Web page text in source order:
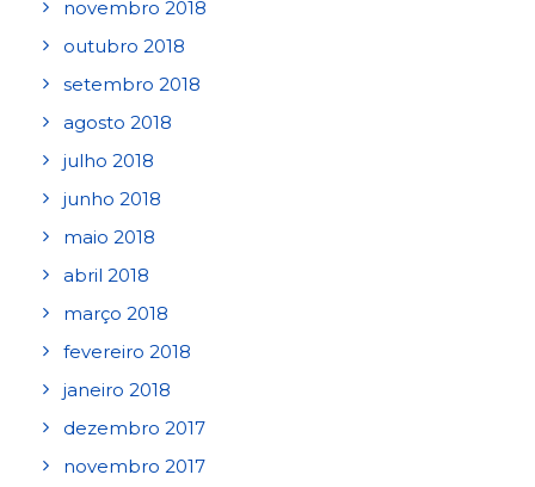
novembro 2018
outubro 2018
setembro 2018
agosto 2018
julho 2018
junho 2018
maio 2018
abril 2018
março 2018
fevereiro 2018
janeiro 2018
dezembro 2017
novembro 2017